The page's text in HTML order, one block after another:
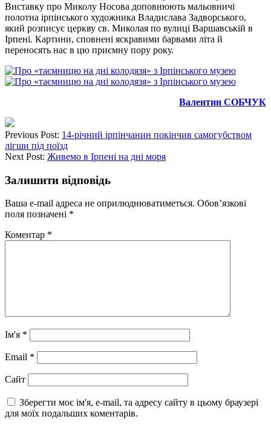
Виставку про Миколу Носова доповнюють мальовничі
полотна ірпінського художника Владислава Задворського,
який розписує церкву св. Миколая по вулиці Варшавській в
Ірпені. Картини, сповнені яскравими барвами літа й
переносять нас в цю приємну пору року.
Валентин СОБЧУК
Previous Post: 14-річний ірпінчанин покінчив самогубством
лігши під поїзд
Next Post: Живемо в Ірпені на дні моря
Залишити відповідь
Ваша e-mail адреса не оприлюднюватиметься. Обов’язкові
поля позначені *
Коментар *
Ім'я *
Email *
Сайт
Зберегти моє ім'я, e-mail, та адресу сайту в цьому браузері
для моїх подальших коментарів.